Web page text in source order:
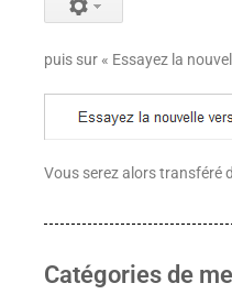
puis sur « Essayez la
Vous serez alors transféré
Catégories de